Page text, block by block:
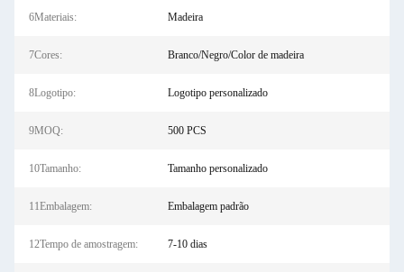
6Materiais: Madeira
7Cores: Branco/Negro/Color de madeira
8Logotipo: Logotipo personalizado
9MOQ: 500 PCS
10Tamanho: Tamanho personalizado
11Embalagem: Embalagem padrão
12Tempo de amostragem: 7-10 dias